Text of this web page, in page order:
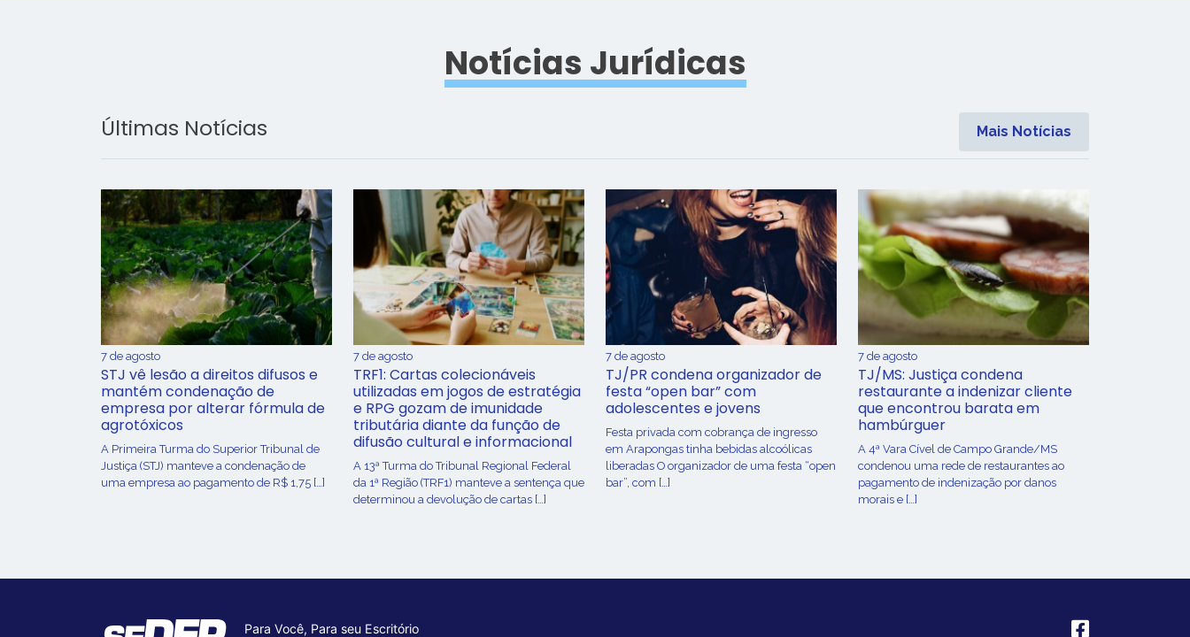
Notícias Jurídicas
Últimas Notícias Mais Notícias
7 de agosto
STJ vê lesão a direitos difusos e
mantém condenação de
empresa por alterar fórmula de
agrotóxicos
​A Primeira Turma do Superior Tribunal de
Justiça (STJ) manteve a condenação de
uma empresa ao pagamento de R$ 1,75 […]
7 de agosto
TRF1: Cartas colecionáveis
utilizadas em jogos de estratégia
e RPG gozam de imunidade
tributária diante da função de
difusão cultural e informacional
A 13ª Turma do Tribunal Regional Federal
da 1ª Região (TRF1) manteve a sentença que
determinou a devolução de cartas […]
7 de agosto
TJ/PR condena organizador de
festa “open bar” com
adolescentes e jovens
Festa privada com cobrança de ingresso
em Arapongas tinha bebidas alcoólicas
liberadas O organizador de uma festa “open
bar”, com […]
7 de agosto
TJ/MS: Justiça condena
restaurante a indenizar cliente
que encontrou barata em
hambúrguer
A 4ª Vara Cível de Campo Grande/MS
condenou uma rede de restaurantes ao
pagamento de indenização por danos
morais e […]
Para Você, Para seu Escritório